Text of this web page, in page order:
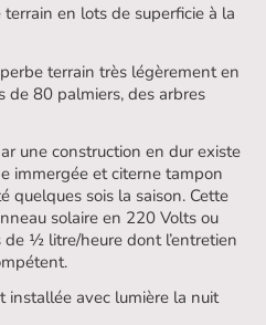
en lots de superficie à la
terrain très légèrement en
de 80 palmiers, des arbres
une construction en dur existe
immergée et citerne tampon
quelques sois la saison. Cette
solaire en 220 Volts ou
½ litre/heure dont l’entretien
installée avec lumière la nuit